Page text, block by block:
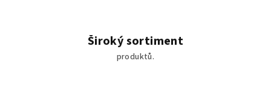
í
p
r
Široký sortiment
produktů.